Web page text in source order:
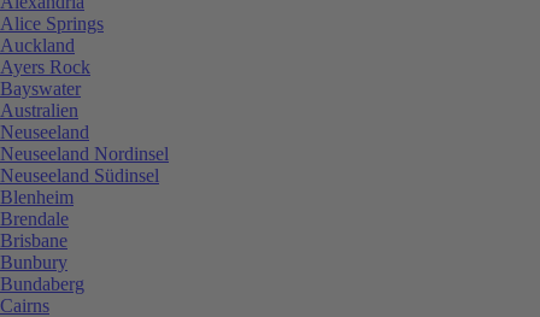
Alice Springs
Auckland
Ayers Rock
Bayswater
Australien
Neuseeland
Neuseeland Nordinsel
Neuseeland Südinsel
Blenheim
Brendale
Brisbane
Bunbury
Bundaberg
Cairns